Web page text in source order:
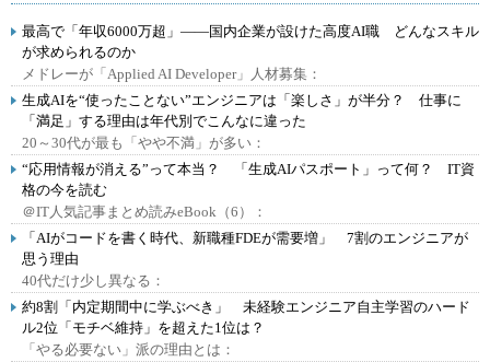
最高で「年収6000万超」――国内企業が設けた高度AI職 どんなスキル
が求められるのか
メドレーが「Applied AI Developer」人材募集：
生成AIを“使ったことない”エンジニアは「楽しさ」が半分？ 仕事に
「満足」する理由は年代別でこんなに違った
20～30代が最も「やや不満」が多い：
“応用情報が消える”って本当？ 「生成AIパスポート」って何？ IT資
格の今を読む
＠IT人気記事まとめ読みeBook（6）：
「AIがコードを書く時代、新職種FDEが需要増」 7割のエンジニアが
思う理由
40代だけ少し異なる：
約8割「内定期間中に学ぶべき」 未経験エンジニア自主学習のハード
ル2位「モチベ維持」を超えた1位は？
「やる必要ない」派の理由とは：